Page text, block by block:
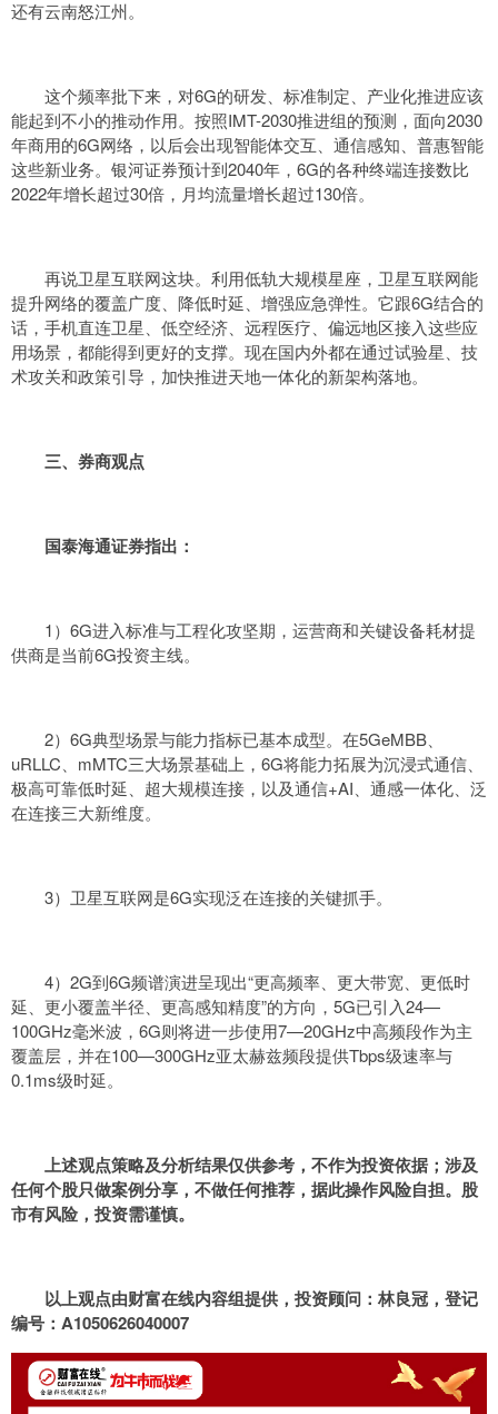
还有云南怒江州。
这个频率批下来，对6G的研发、标准制定、产业化推进应该
能起到不小的推动作用。按照IMT-2030推进组的预测，面向2030
年商用的6G网络，以后会出现智能体交互、通信感知、普惠智能
这些新业务。银河证券预计到2040年，6G的各种终端连接数比
2022年增长超过30倍，月均流量增长超过130倍。
再说卫星互联网这块。利用低轨大规模星座，卫星互联网能
提升网络的覆盖广度、降低时延、增强应急弹性。它跟6G结合的
话，手机直连卫星、低空经济、远程医疗、偏远地区接入这些应
用场景，都能得到更好的支撑。现在国内外都在通过试验星、技
术攻关和政策引导，加快推进天地一体化的新架构落地。
三、券商观点
国泰海通证券指出：
1）6G进入标准与工程化攻坚期，运营商和关键设备耗材提
供商是当前6G投资主线。
2）6G典型场景与能力指标已基本成型。在5GeMBB、
uRLLC、mMTC三大场景基础上，6G将能力拓展为沉浸式通信、
极高可靠低时延、超大规模连接，以及通信+AI、通感一体化、泛
在连接三大新维度。
3）卫星互联网是6G实现泛在连接的关键抓手。
4）2G到6G频谱演进呈现出“更高频率、更大带宽、更低时
延、更小覆盖半径、更高感知精度”的方向，5G已引入24—
100GHz毫米波，6G则将进一步使用7—20GHz中高频段作为主
覆盖层，并在100—300GHz亚太赫兹频段提供Tbps级速率与
0.1ms级时延。
上述观点策略及分析结果仅供参考，不作为投资依据；涉及
任何个股只做案例分享，不做任何推荐，据此操作风险自担。股
市有风险，投资需谨慎。
以上观点由财富在线内容组提供，投资顾问：林良冠，登记
编号：A1050626040007